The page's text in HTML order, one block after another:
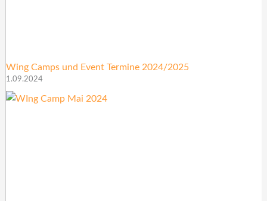
Wing Camps und Event Termine 2024/2025
1.09.2024